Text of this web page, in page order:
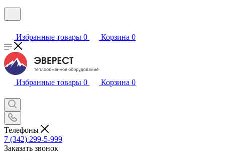
Избранные товары 0 Корзина 0
Избранные товары 0 Корзина 0
Телефоны
7 (342) 299-5-999
Заказать звонок